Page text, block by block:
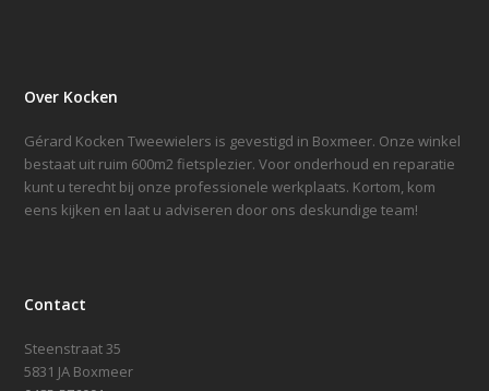
Over Kocken
Gérard Kocken Tweewielers is gevestigd in Boxmeer. Onze winkel
bestaat uit ruim 600m2 fietsplezier. Voor onderhoud en reparatie
kunt u terecht bij onze professionele werkplaats. Kortom, kom
eens kijken en laat u adviseren door ons deskundige team!
Contact
Steenstraat 35
5831 JA Boxmeer